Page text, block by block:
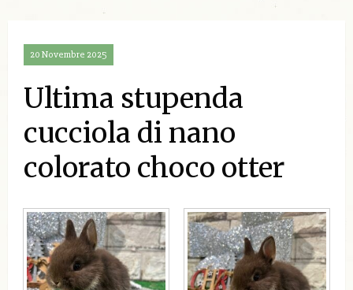
20 Novembre 2025
Ultima stupenda
cucciola di nano
colorato choco otter